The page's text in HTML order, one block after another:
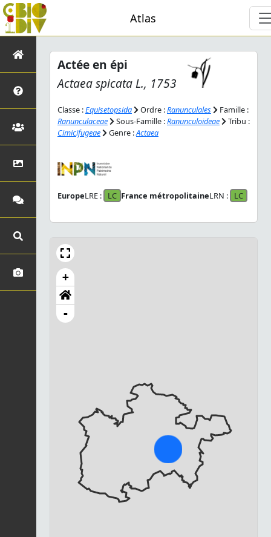
Atlas
Actée en épi
Actaea spicataL., 1753
Classe :Equisetopsida Ordre :Ranunculales
Famille :
Ranunculaceae
Sous-Famille :Ranunculoideae
Tribu :
Cimicifugeae
Genre :Actaea
EuropeLRE : LC France métropolitaineLRN : LC
Chargement...
+
-